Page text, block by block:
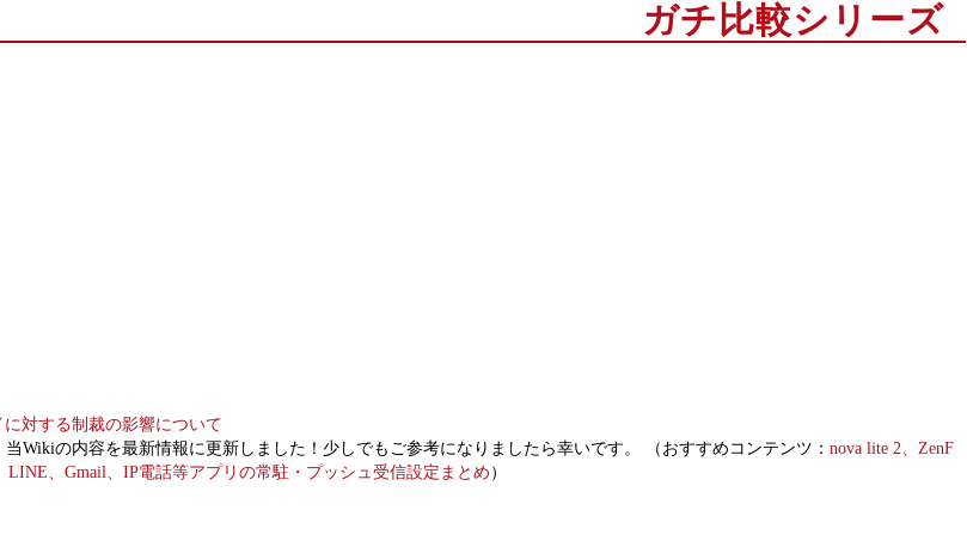
ガチ比較シリーズ
対する制裁の影響について
Wikiの内容を最新情報に更新しました！少しでもご参考になりましたら幸いです。 （おすすめコンテンツ： nova lite 2、ZenF
LINE、Gmail、IP電話等アプリの常駐・プッシュ受信設定まとめ ）